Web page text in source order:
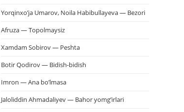
Yorqinxo’ja Umarov, Noila Habibullayeva — Bezori
Afruza — Topolmaysiz
Xamdam Sobirov — Peshta
Botir Qodirov — Bidish-bidish
Imron — Ana bo’lmasa
Jaloliddin Ahmadaliyev — Bahor yomg’irlari